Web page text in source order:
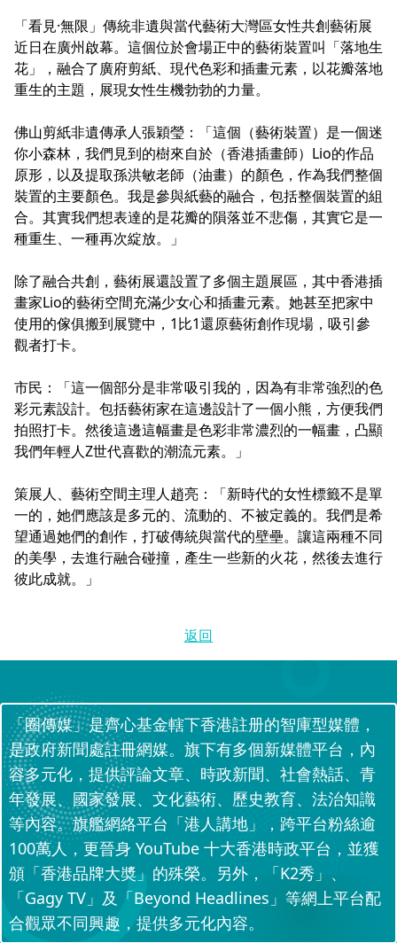
「看見·無限」傳統非遺與當代藝術大灣區女性共創藝術展
近日在廣州啟幕。這個位於會場正中的藝術裝置叫「落地生
花」，融合了廣府剪紙、現代色彩和插畫元素，以花瓣落地
重生的主題，展現女性生機勃勃的力量。
佛山剪紙非遺傳承人張穎瑩：「這個（藝術裝置）是一個迷
你小森林，我們見到的樹來自於（香港插畫師）Lio的作品
原形，以及提取孫洪敏老師（油畫）的顏色，作為我們整個
裝置的主要顏色。我是參與紙藝的融合，包括整個裝置的組
合。其實我們想表達的是花瓣的隕落並不悲傷，其實它是一
種重生、一種再次綻放。」
除了融合共創，藝術展還設置了多個主題展區，其中香港插
畫家Lio的藝術空間充滿少女心和插畫元素。她甚至把家中
使用的傢俱搬到展覽中，1比1還原藝術創作現場，吸引參
觀者打卡。
市民：「這一個部分是非常吸引我的，因為有非常強烈的色
彩元素設計。包括藝術家在這邊設計了一個小熊，方便我們
拍照打卡。然後這邊這幅畫是色彩非常濃烈的一幅畫，凸顯
我們年輕人Z世代喜歡的潮流元素。」
策展人、藝術空間主理人趙亮：「新時代的女性標籤不是單
一的，她們應該是多元的、流動的、不被定義的。我們是希
望通過她們的創作，打破傳統與當代的壁壘。讓這兩種不同
的美學，去進行融合碰撞，產生一些新的火花，然後去進行
彼此成就。」
返回
「圈傳媒」是齊心基金轄下香港註册的智庫型媒體，
是政府新聞處註冊網媒。旗下有多個新媒體平台，內
容多元化，提供評論文章、時政新聞、社會熱話、青
年發展、國家發展、文化藝術、歷史教育、法治知識
等內容。旗艦網絡平台「港人講地」，跨平台粉絲逾
100萬人，更晉身 YouTube 十大香港時政平台，並獲
頒「香港品牌大奬」的殊榮。另外，「K2秀」、
「Gagy TV」及「Beyond Headlines」等網上平台配
合觀眾不同興趣，提供多元化內容。